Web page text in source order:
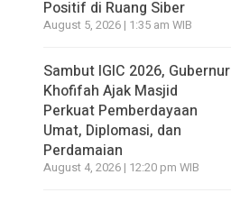
Positif di Ruang Siber
August 5, 2026 | 1:35 am WIB
Sambut IGIC 2026, Gubernur
Khofifah Ajak Masjid
Perkuat Pemberdayaan
Umat, Diplomasi, dan
Perdamaian
August 4, 2026 | 12:20 pm WIB